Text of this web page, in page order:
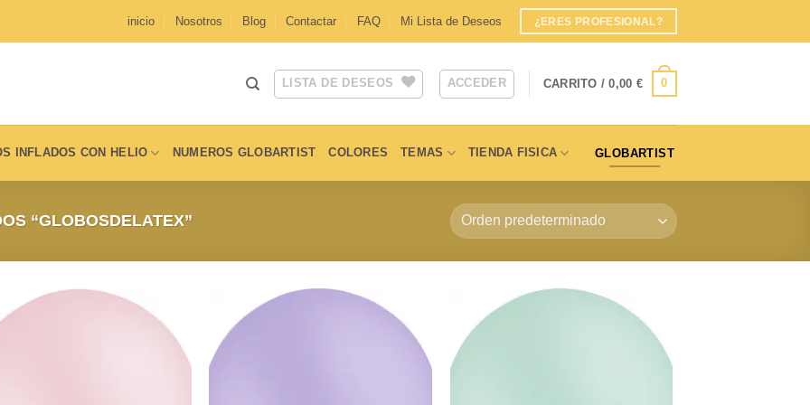
inicio Nosotros Blog Contactar FAQ Mi Lista de Deseos ¿ERES PROFESIONAL?
LISTA DE DESEOS ACCEDER CARRITO /0,00 € 0
INFLADOS CON HELIO NUMEROS GLOBARTIST COLORES TEMAS TIENDA FISICA GLOBARTIST
“GLOBOSDELATEX”
Añadir
Añadir
Añadir